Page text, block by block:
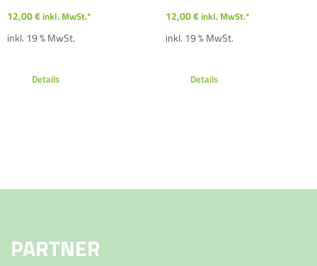
12,00€inkl. MwSt.*
inkl. 19 % MwSt.
Details
12,00€inkl. MwSt.*
inkl. 19 % MwSt.
Details
PARTNER